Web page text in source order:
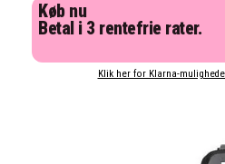
Køb nu
Betal i 3 rentefrie rater.
Klik her for Klarna-